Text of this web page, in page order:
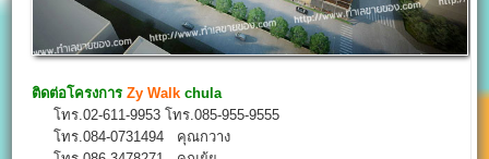
ติดต่อโครงการ Zy Walk chula
โทร.02-611-9953 โทร.085-955-9555
โทร.084-0731494 คุณกวาง